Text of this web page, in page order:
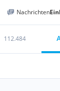
Nachrichten
112.484